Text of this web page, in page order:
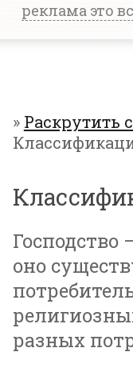
реклама это
» Раскрутить
Господство
оно
разных